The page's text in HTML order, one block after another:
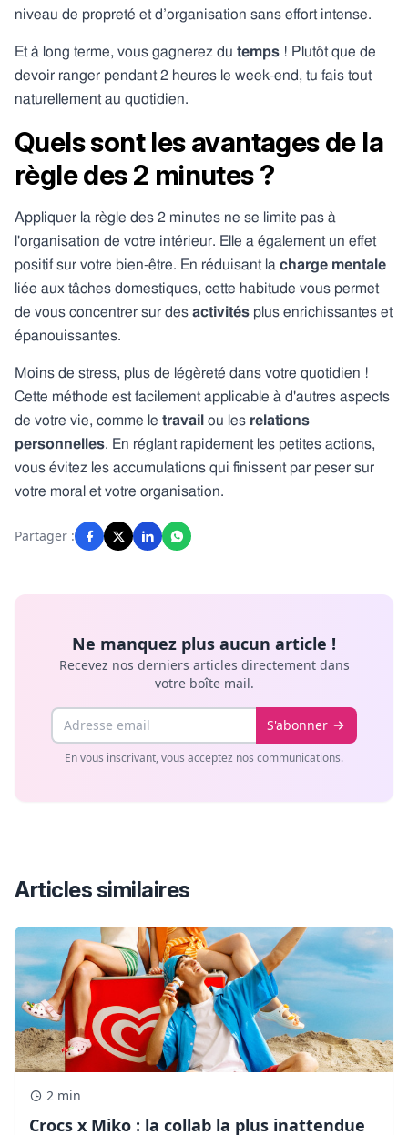
niveau de propreté et d’organisation sans effort intense.
Et à long terme, vous gagnerez du temps ! Plutôt que de
devoir ranger pendant 2 heures le week-end, tu fais tout
naturellement au quotidien.
Quels sont les avantages de la
règle des 2 minutes ?
Appliquer la règle des 2 minutes ne se limite pas à
l'organisation de votre intérieur. Elle a également un effet
positif sur votre bien-être. En réduisant la charge mentale
liée aux tâches domestiques, cette habitude vous permet
de vous concentrer sur des activités plus enrichissantes et
épanouissantes.
Moins de stress, plus de légèreté dans votre quotidien !
Cette méthode est facilement applicable à d'autres aspects
de votre vie, comme le travail ou les relations
personnelles. En réglant rapidement les petites actions,
vous évitez les accumulations qui finissent par peser sur
votre moral et votre organisation.
Partager :
Ne manquez plus aucun article !
Recevez nos derniers articles directement dans
votre boîte mail.
Email S'abonner
En vous inscrivant, vous acceptez nos communications.
Articles similaires
2 min
Crocs x Miko : la collab la plus inattendue